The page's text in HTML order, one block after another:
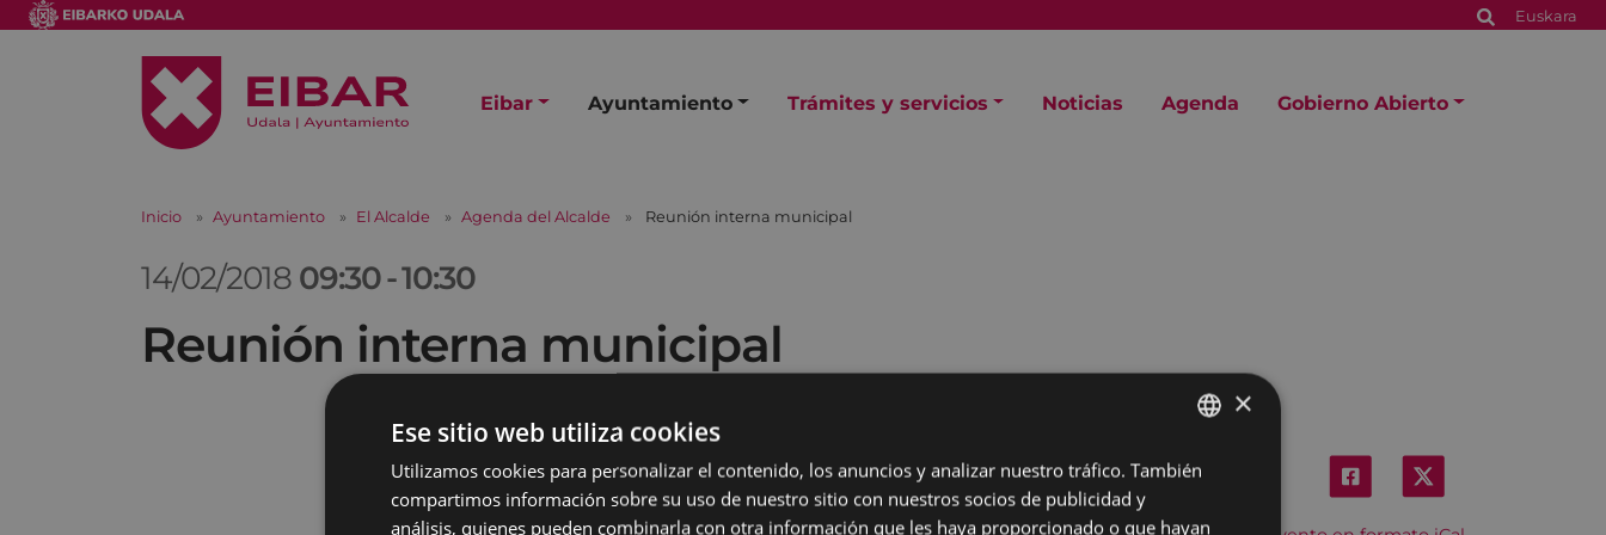
Euskara
Eibar Ayuntamiento Trámites y servicios Noticias Agenda Gobierno Abierto
Inicio Ayuntamiento El Alcalde Agenda del Alcalde Reunión interna municipal
14/02/2018 09:30-10:30
Reunión interna municipal
BASQUE
×
Ese sitio web utiliza cookies
Utilizamos cookies para personalizar el contenido, los anuncios y analizar nuestro tráfico. También
compartimos información sobre su uso de nuestro sitio con nuestros socios de publicidad y
análisis, quienes pueden combinarla con otra información que les haya proporcionado o que hayan